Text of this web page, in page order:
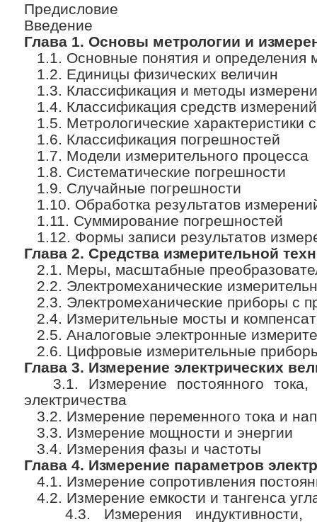
Предисловие
Введение
Глава 1. Основы метрологии и
1.1. Основные понятия и определения
1.2. Единицы физических величин
1.3. Классификация и методы
1.4. Классификация средств измерений
1.5. Метрологические характеристики
1.6. Классификация погрешностей
1.7. Модели измерительного процесса
1.8. Систематические погрешности
1.9. Случайные погрешности
1.10. Обработка результатов
1.11. Суммирование погрешностей
1.12. Формы записи результатов
Глава 2. Средства измерительной
2.1. Меры, масштабные
2.2. Электромеханические
2.3. Электромеханические приборы с
2.4. Измерительные мосты и
2.5. Аналоговые электронные
2.6. Цифровые измерительные
Глава 3. Измерение электрических
3.1. Измерение постоянного тока,
электричества
3.2. Измерение переменного тока и
3.3. Измерение мощности и энергии
3.4. Измерения фазы и частоты
Глава 4. Измерение параметров
4.1. Измерение сопротивления
4.2. Измерение емкости и тангенса
4.3. Измерения индуктивности,